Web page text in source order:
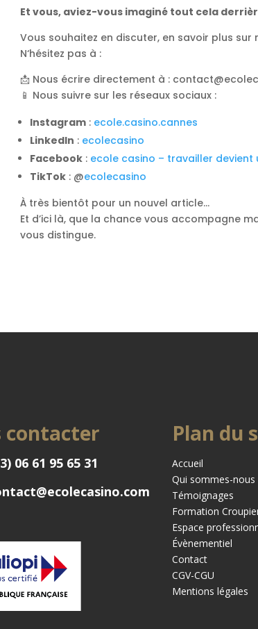
Et vous, aviez-vous imaginé tout cela
Vous souhaitez en discuter, en savoir plus
N‘hésitez pas à :
📩 Nous écrire directement à :
📱 Nous suivre sur les réseaux sociaux :
Instagram : ecole.casino.cannes
LinkedIn : ecolecasino
Facebook : ecole casino – travailler devient
TikTok : @ecolecasino
À très bientôt pour un nouvel article…
Et d’ici là, que la chance vous accompagne
vous distingue.
contacter
06 61 95 65 31
Plan du
Accueil
Qui sommes-nous
Témoignages
Formation
Espace
Évènementiel
Contact
CGV-CGU
Mentions légales